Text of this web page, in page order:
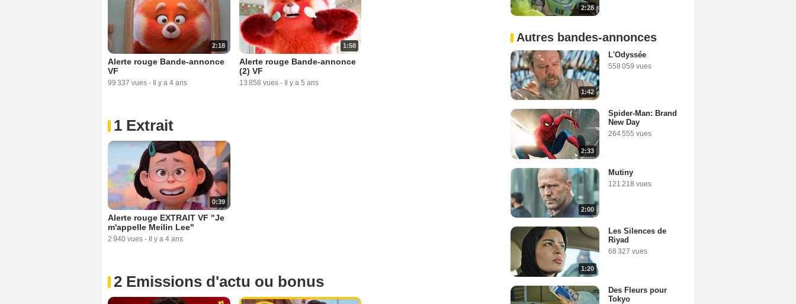
2:18
Alerte rouge Bande-annonce
VF
99 337 vues - Il y a 4 ans
1:58
Alerte rouge Bande-annonce
(2) VF
13 858 vues - Il y a 5 ans
1 Extrait
0:39
Alerte rouge EXTRAIT VF "Je
m'appelle Meilin Lee"
2 940 vues - Il y a 4 ans
2 Emissions d'actu ou bonus
2:28
Autres bandes-annonces
1:42
L'Odyssée
558 059 vues
2:33
Spider-Man: Brand
New Day
264 555 vues
2:00
Mutiny
121 218 vues
1:20
Les Silences de
Riyad
68 327 vues
Des Fleurs pour
Tokyo